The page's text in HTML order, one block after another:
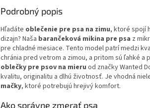
Podrobný popis
Hľadáte oblečenie pre psa na zimu, ktoré spojí
dizajn? Naša barančeková mikina pre psa z
pre chladné mesiace. Tento model patrí medzi
chránia pred vetrom a zimou, a pritom sú ľahké a
oblečky pre psov na mieru od značky Wanted
kvalitu, originalitu a dlhú životnosť. Je vhodná
mačky, ktoré potrebujú hrejivý komfort.
Ako správne zmerať psa